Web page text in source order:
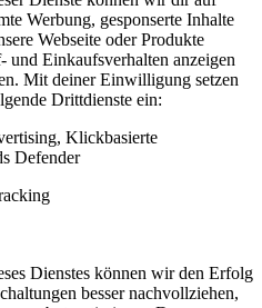
Werbung, gesponserte Inhalte
Webseite oder Produkte
und Einkaufsverhalten anzeigen
Mit deiner Einwilligung setzen
Drittdienste ein:
Klickbasierte
Defender
Dienstes können wir den Erfolg
besser nachvollziehen,